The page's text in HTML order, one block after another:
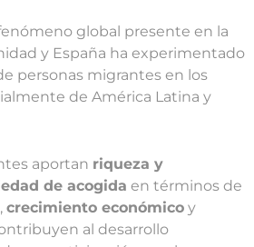
global presente en la
y España ha experimentado
personas migrantes en los
de América Latina y
aportan riqueza y
de acogida en términos de
, crecimiento económico y
al desarrollo